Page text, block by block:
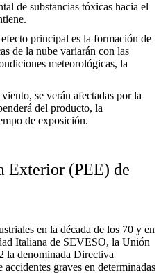
de substancias tóxicas hacia el
principal es la formación de
de la nube variarán con las
meteorológicas, la
se verán afectadas por la
del producto, la
de exposición.
Exterior (PEE) de
en la década de los 70 y en
Italiana de SEVESO, la Unión
la denominada Directiva
graves en determinadas